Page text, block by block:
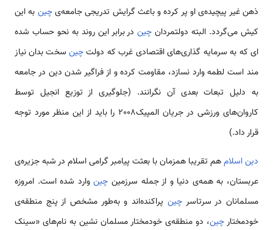
ذهن غیر پیچیده‌­ی او پر کرده و باعث گرایش تدریجی جامعه‌یچین به این
کیش می‌گردد. البته دولتمردان چیندر برابر این روند به نحو حساب شده­‌
ای که به سرمایه گذاری­‌های اقتصادی غرب که دولتچین سخت بدان نیاز
مند است لطمه وارد نسازد، مقاومت کرده و از فراگیر شدن دین در جامعه
به دلیل تبعات بعدی آن نگرانند. (جلوگیری از توزیع انجیل توسط
کاروان‌های ورزشی در جریان المپیک2008 را باید از این منظر مورد توجه
قرار داد.)
دین اسلامهم تقریبا هم­زمان با بعثت پیامبر گرامی اسلام در شبه جزیره­‌ی
عربستان، به همه‌­ی دنیا و از جمله سرزمین چینوارد شده است. امروزه
مسلمانان در سرتاسرچین پراکنده‌اند و به­‌طور مشخص از پنج منطقه‌­ی
خودمختارچین، دو منطقه‌­ی خودمختار مسلمان نشین به نام­‌های «سین­ک